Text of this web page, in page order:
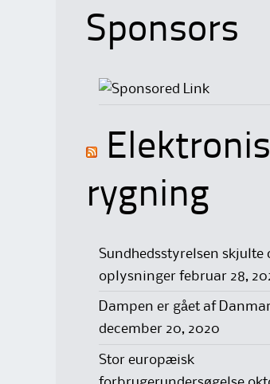
Sponsors
rygning
Sundhedsstyrelsen skjulte
oplysninger februar 28,
Dampen er gået af
december 20, 2020
Stor europæisk